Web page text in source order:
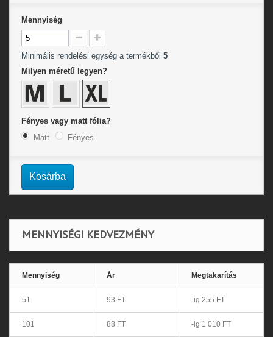
Mennyiség
Minimális rendelési egység a termékből 5
Milyen méretű legyen?
Fényes vagy matt fólia?
Matt
Fényes
Kosárba
MENNYISÉGI KEDVEZMÉNY
Mennyiség Ár Megtakarítás
51 93 FT -ig 255 FT
101 88 FT -ig 1 010 FT